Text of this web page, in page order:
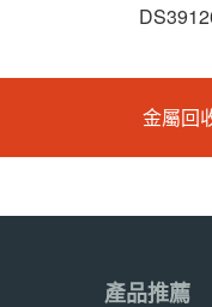
金屬回
產品推薦